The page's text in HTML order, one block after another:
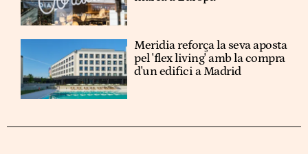
Meridia reforça la seva aposta
pel 'flex living' amb la compra
d'un edifici a Madrid